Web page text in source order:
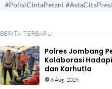
#PolisiCintaPetani
BERITA TERBARU
Polres Jombang
Kolaborasi
dan Karhutla
6 Aug, 2026